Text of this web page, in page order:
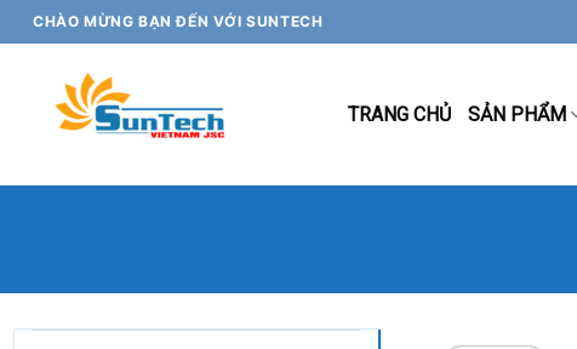
Skip
to
CHÀO MỪNG BẠN ĐẾN VỚI SUNTECH
TRANG CHỦ SẢN PHẨM